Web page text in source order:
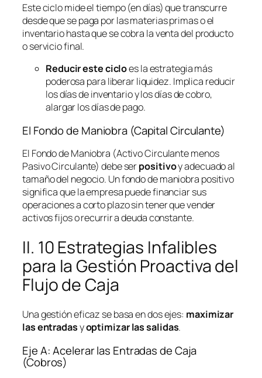
Este ciclo mide el tiempo (en días) que transcurre
desde que se paga por las materias primas o el
inventario hasta que se cobra la venta del producto
o servicio final.
Reducir este cicloes la estrategia más
poderosa para liberar liquidez. Implica reducir
los días de inventario y los días de cobro,
alargar los días de pago.
El Fondo de Maniobra (Capital Circulante)
El Fondo de Maniobra (Activo Circulante menos
Pasivo Circulante) debe serpositivoy adecuado al
tamaño del negocio. Un fondo de maniobra positivo
significa que la empresa puede financiar sus
operaciones a corto plazo sin tener que vender
activos fijos o recurrir a deuda constante.
II. 10 Estrategias Infalibles
para la Gestión Proactiva del
Flujo de Caja
Una gestión eficaz se basa en dos ejes: maximizar
las entradasyoptimizar las salidas.
Eje A: Acelerar las Entradas de Caja
(Cobros)